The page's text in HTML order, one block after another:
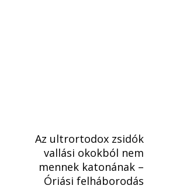
Az ultrortodox zsidók
vallási okokból nem
mennek katonának –
Óriási felháborodás